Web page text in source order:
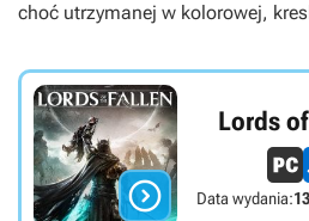
choć utrzymanej w kolorowej,

Lords
Data wydania: